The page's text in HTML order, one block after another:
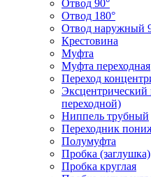
Отвод 90°
Отвод 180°
Отвод наружный
Крестовина
Муфта
Муфта переходная
Переход
Эксцентрический
переходной)
Ниппель трубный
Переходник
Полумуфта
Пробка (заглушка)
Пробка круглая